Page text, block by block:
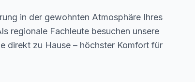
in der gewohnten Atmosphäre Ihres
regionale Fachleute besuchen unsere
direkt zu Hause – höchster Komfort für